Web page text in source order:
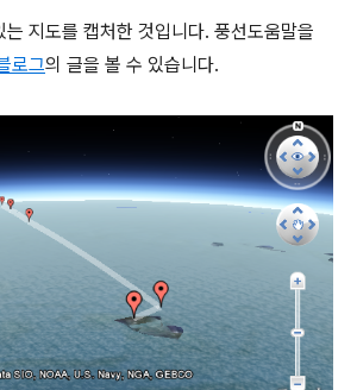
는 지도를 캡처한 것입니다. 풍선도움말을
로그의 글을 볼 수 있습니다.